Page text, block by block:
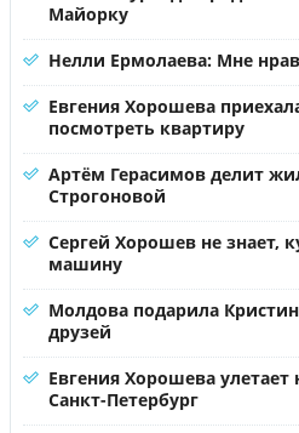
Майорку
Нелли Ермолаева: Мне
Евгения Хорошева
посмотреть квартиру
Артём Герасимов делит
Строгоновой
Сергей Хорошев не знает,
машину
Молдова подарила
друзей
Евгения Хорошева улетает
Санкт-Петербург